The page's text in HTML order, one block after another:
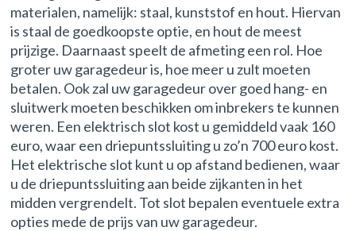
materialen, namelijk: staal, kunststof en hout. Hiervan
is staal de goedkoopste optie, en hout de meest
prijzige. Daarnaast speelt de afmeting een rol. Hoe
groter uw garagedeur is, hoe meer u zult moeten
betalen. Ook zal uw garagedeur over goed hang- en
sluitwerk moeten beschikken om inbrekers te kunnen
weren. Een elektrisch slot kost u gemiddeld vaak 160
euro, waar een driepuntssluiting u zo’n 700 euro kost.
Het elektrische slot kunt u op afstand bedienen, waar
u de driepuntssluiting aan beide zijkanten in het
midden vergrendelt. Tot slot bepalen eventuele extra
opties mede de prijs van uw garagedeur.